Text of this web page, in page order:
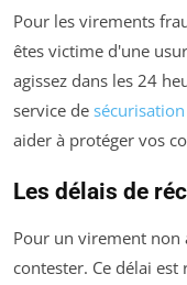
Pour les virements
êtes victime d'une
agissez dans les 24
service de
aider à protéger vos
Les délais de
Pour un virement non
contester. Ce délai est